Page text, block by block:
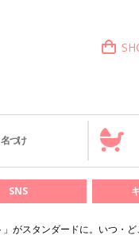
名づけ
SNS
がスタンダードに。いつ・